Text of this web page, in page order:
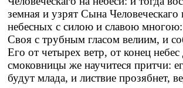
земная и узрят Сына
небесных с силою и славою многою:
Своя с трубным гласом велиим, и
Его от четырех ветр, от конец
смоковницы же научитеся притчи:
будут млада, и листвие прозябнет,